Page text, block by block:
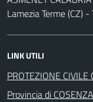
Lamezia Terme (CZ)
LINK UTILI
PROTEZIONE CIVILE
Provincia di COSENZA